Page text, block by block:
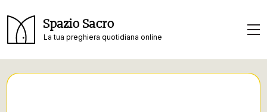
Spazio Sacro
La tua preghiera quotidiana online